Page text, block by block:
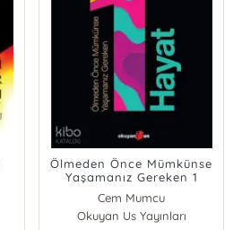
Ölmeden Önce Mümkünse
Yaşamanız Gereken 1
Cem Mumcu
Okuyan Us Yayınları